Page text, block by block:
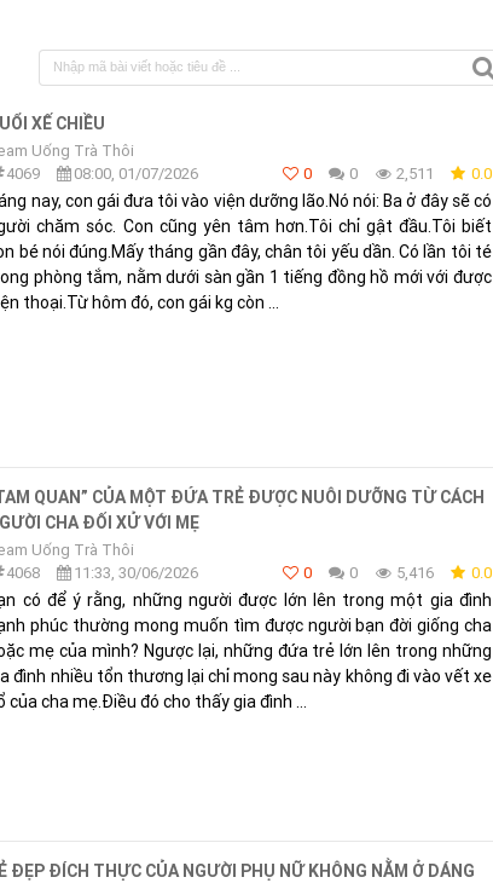
XẾ CHIỀU
Uống Trà Thôi
4069
08:00, 01/07/2026 0 0 2,511 0.0
nay, con gái đưa tôi vào viện dưỡng lão.Nó nói: Ba ở đây sẽ có
chăm sóc. Con cũng yên tâm hơn.Tôi chỉ gật đầu.Tôi biết
bé nói đúng.Mấy tháng gần đây, chân tôi yếu dần. Có lần tôi té
phòng tắm, nằm dưới sàn gần 1 tiếng đồng hồ mới với được
thoại.Từ hôm đó, con gái kg còn ...
QUAN” CỦA MỘT ĐỨA TRẺ ĐƯỢC NUÔI DƯỠNG TỪ CÁCH
CHA ĐỐI XỬ VỚI MẸ
Uống Trà Thôi
4068
11:33, 30/06/2026 0 0 5,416 0.0
có để ý rằng, những người được lớn lên trong một gia đình
phúc thường mong muốn tìm được người bạn đời giống cha
mẹ của mình? Ngược lại, những đứa trẻ lớn lên trong những
đình nhiều tổn thương lại chỉ mong sau này không đi vào vết xe
của cha mẹ.Điều đó cho thấy gia đình ...
ĐẸP ĐÍCH THỰC CỦA NGƯỜI PHỤ NỮ KHÔNG NẰM Ở DÁNG